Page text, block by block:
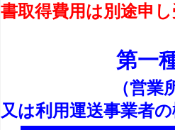
書取得費用は別途申
第一
（営
又は利用運送事業者